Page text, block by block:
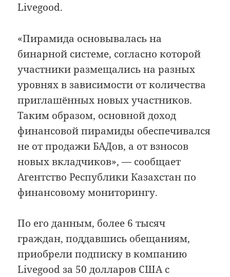
Livegood.
«Пирамида основывалась на
бинарной системе, согласно которой
участники размещались на разных
уровнях в зависимости от количества
приглашённых новых участников.
Таким образом, основной доход
финансовой пирамиды обеспечивался
не от продажи БАДов, а от взносов
новых вкладчиков», — сообщает
Агентство Республики Казахстан по
финансовому мониторингу.
По его данным, более 6 тысяч
граждан, поддавшись обещаниям,
приобрели подписку в компанию
Livegood за 50 долларов США с